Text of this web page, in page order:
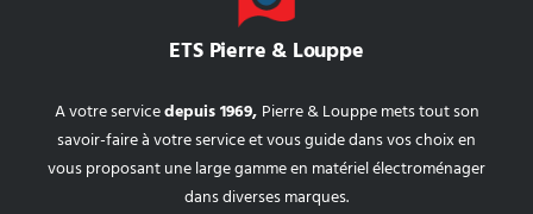
ETS Pierre & Louppe
A votre servicedepuis 1969, Pierre & Louppe mets tout son
savoir-faire à votre service et vous guide dans vos choix en
vous proposant une large gamme en matériel électroménager
dans diverses marques.